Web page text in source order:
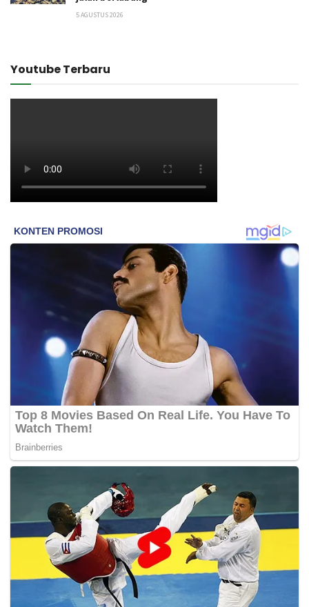
5 AGUSTUS 2026
Youtube Terbaru